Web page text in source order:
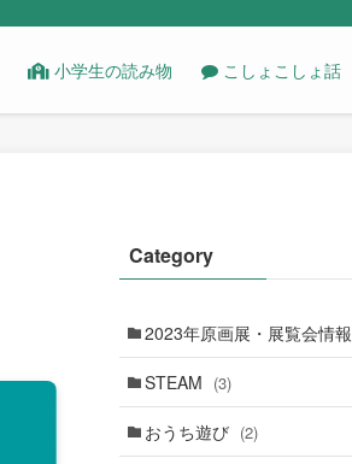
小学生の読み物 こしょこしょ話
Category
2023年原画展・展覧会情報
STEAM (3)
おうち遊び (2)